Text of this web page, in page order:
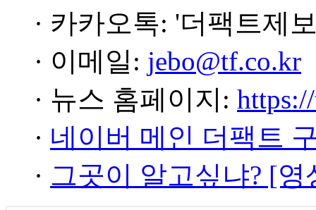
· 카카오톡: '더팩트제
· 이메일: jebo@tf.co.kr
· 뉴스 홈페이지:
· 네이버 메인 더팩트
· 그곳이 알고싶냐? [